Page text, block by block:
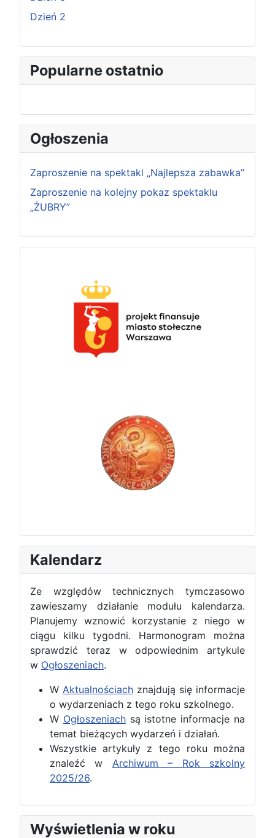
Dzień 2
Popularne ostatnio
Ogłoszenia
Zaproszenie na spektakl „Najlepsza zabawka”
Zaproszenie na kolejny pokaz spektaklu
„ŻUBRY”
Kalendarz
Ze względów technicznych tymczasowo
zawieszamy działanie modułu kalendarza.
Planujemy wznowić korzystanie z niego w
ciągu kilku tygodni. Harmonogram można
sprawdzić teraz w odpowiednim artykule
w Ogłoszeniach.
W Aktualnościach znajdują się informacje
o wydarzeniach z tego roku szkolnego.
W Ogłoszeniachsą istotne informacje na
temat bieżących wydarzeń i działań.
Wszystkie artykuły z tego roku można
znaleźć w Archiwum – Rok szkolny
2025/26.
Wyświetlenia w roku